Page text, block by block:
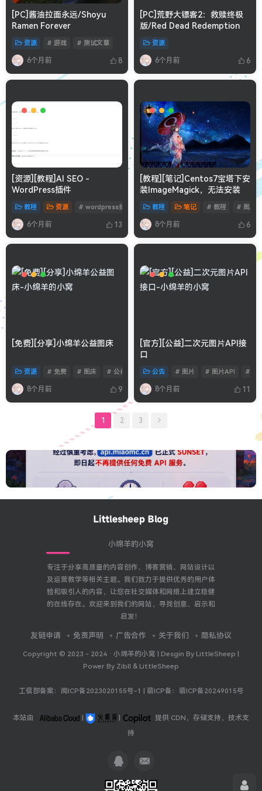
[PC]酱油拉面永远/Shoyu
Ramen Forever
资源 # 游戏 # 测试文章
6个月前 8
[PC]荒野大镖客2：救赎终极
版/Red Dead Redemption 2:
资源
6个月前 6
[资源][教程]AI SEO -
WordPress插件
教程 资源 # wordpress插件 # 资源
6个月前 13
[教程][笔记]Centos7宝塔下安
装ImageMagick，无法安装
webp扩展解决办法
教程 笔记 # 教程 # 图床
8个月前 6
[免费][分享]小绵羊公益图床
资源 # 免费 # 图床 # 公益
8个月前 9
[官方][公益]二次元图片API接
口
公告 # 图片 # 图片API # 工
8个月前 11
1 2 3
小绵羊的小窝
专注于分享高质量的内容创作、博客营销、网站设计以
及运营教学等相关主题。我们致力于提供优秀的用户体
验和吸引人的内容，让您在社交媒体和网络上建立稳健
的在线存在。欢迎来到我们的网站，寻找创意、启示和
启发！
友链申请 免责声明 广告合作 关于我们 隐私协议
Copyright © 2023 - 2024 · 小绵羊的小窝 | Desgin By LittleSheep |
Power By Zibll & LittleSheep
工信部备案： 闽ICP备2023020155号-1 | 萌ICP备： 萌ICP备20249015号
本站由 |
提供 CDN，存储支持，技术支
持